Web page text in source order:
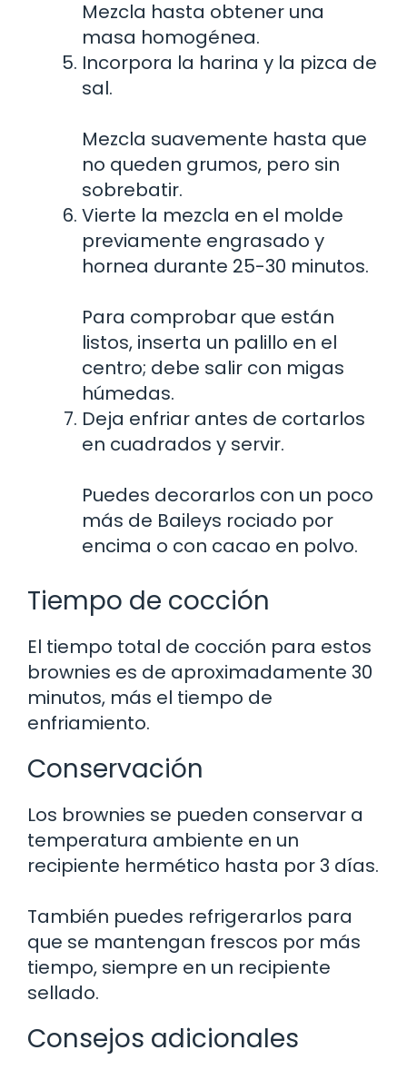
Mezcla hasta obtener una
masa homogénea.
Incorpora la harina y la pizca de
sal.
Mezcla suavemente hasta que
no queden grumos, pero sin
sobrebatir.
Vierte la mezcla en el molde
previamente engrasado y
hornea durante 25-30 minutos.
Para comprobar que están
listos, inserta un palillo en el
centro; debe salir con migas
húmedas.
Deja enfriar antes de cortarlos
en cuadrados y servir.
Puedes decorarlos con un poco
más de Baileys rociado por
encima o con cacao en polvo.
Tiempo de cocción
El tiempo total de cocción para estos
brownies es de aproximadamente 30
minutos, más el tiempo de
enfriamiento.
Conservación
Los brownies se pueden conservar a
temperatura ambiente en un
recipiente hermético hasta por 3 días.
También puedes refrigerarlos para
que se mantengan frescos por más
tiempo, siempre en un recipiente
sellado.
Consejos adicionales